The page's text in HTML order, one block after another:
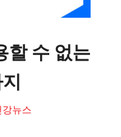
할 수 없는
강뉴스